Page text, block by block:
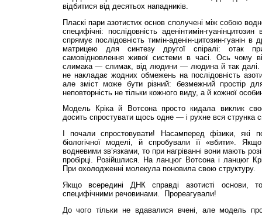
відбитися від десятьох нападників.
Пласкі пари азотистих основ сполучені між собою
специфічні: послідовність аденінтимін-
спрямує послідовність тимін-аденін-цитозин-гуанін
матрицею для синтезу другої спіралі: отак
самовідновлення живої системи в часі. Ось чому
слимака — слимак, від людини — людина й так далі.
не накладає жодних обмежень на послідовність
але зміст може бути різний: безмежний простір
неповторність не тільки кожного виду, а й кожної
Модель Кріка й Вотсона просто кидала виклик
досить спростувати щось одне — і рухне вся струнка
І почали спростовувати! Насамперед фізики, які
біологічної моделі, й спробували її «вбити».
водневими зв’язками, то при нагріванні вони мають
пробірці. Розійшлися. На ланцюг Вотсона і ланцюг
При охолодженні молекула поновила свою структуру.
Якщо всередині ДНК справді азотисті основи,
специфічними речовинами. Прореагували!
До чого тільки не вдавалися вчені, але модель